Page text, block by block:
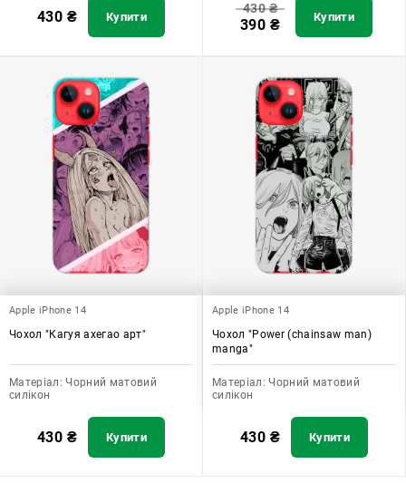
430 ₴ Купити
430₴
390 ₴ Купити
Apple iPhone 14
Чохол "Кагуя ахегао арт"
Матеріал: Чорний матовий
силікон
430 ₴ Купити
Apple iPhone 14
Чохол "Power (chainsaw man)
manga"
Матеріал: Чорний матовий
силікон
430 ₴ Купити